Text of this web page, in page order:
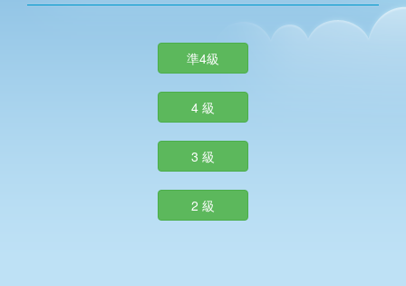
準4級
4 級
3 級
2 級